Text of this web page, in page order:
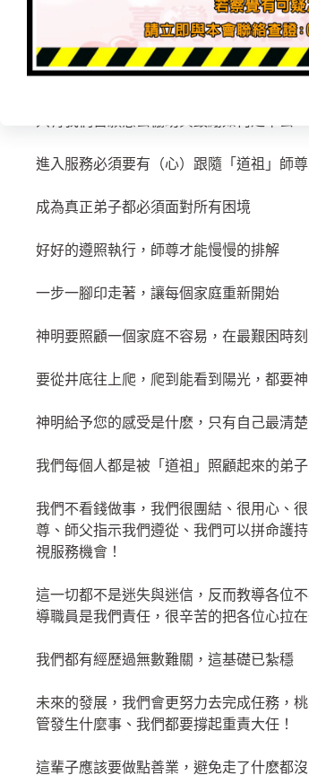
此刻心情只有師父與師兄了解彼此
連親朋好友都嫌棄，都想放棄時
進入服務必須要有（心）跟隨「道祖」師
成為真正弟子都必須面對所有困境
好好的遵照執行，師尊才能慢慢的排解
一步一腳印走著，讓每個家庭重新開始
神明要照顧一個家庭不容易，在最艱困時刻
要從井底往上爬，爬到能看到陽光，都要
神明給予您的感受是什麽，只有自己最清楚
我們每個人都是被「道祖」照顧起來的弟子
我們不看錢做事，我們很團結、很用心、
尊、師父指示我們遵從、我們可以拼命護
視服務機會！
這一切都不是迷失與迷信，反而教導各位
導職員是我們責任，很辛苦的把各位心拉
我們都有經歷過無數難關，這基礎已紮穩
未來的發展，我們會更努力去完成任務，
管發生什麼事、我們都要撐起重責大任！
這輩子應該要做點善業，避免走了什麽都沒